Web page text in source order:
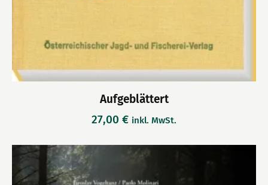
Aufgeblättert
27,00 € inkl. MwSt.